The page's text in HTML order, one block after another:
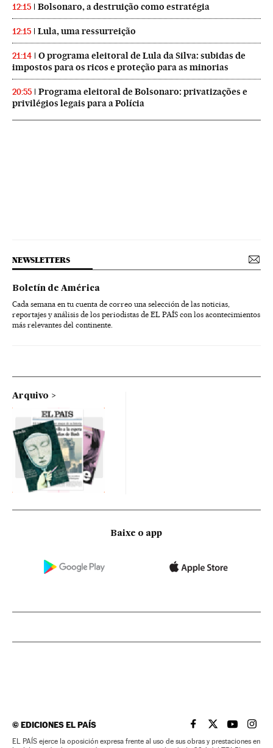
12:15 Bolsonaro, a destruição como estratégia
12:15 Lula, uma ressurreição
21:14
O programa eleitoral de Lula da Silva: subidas de
impostos para os ricos e proteção para as minorias
20:55
Programa eleitoral de Bolsonaro: privatizações e
privilégios legais para a Polícia
NEWSLETTERS
Boletín de América
Cada semana en tu cuenta de correo una selección de las noticias,
reportajes y análisis de los periodistas de EL PAÍS con los acontecimientos
más relevantes del continente.
Arquivo
Baixe o app
©EDICIONES EL PAÍS EL PAÍS BRASIL EN
EL PAÍSEL PAÍS
EL
EL PAÍS ejerce la oposición expresa frente al uso de sus obras y prestaciones en